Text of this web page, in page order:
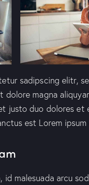
sadipscing elitr,
magna
justo duo dolores et
est Lorem
malesuada arcu